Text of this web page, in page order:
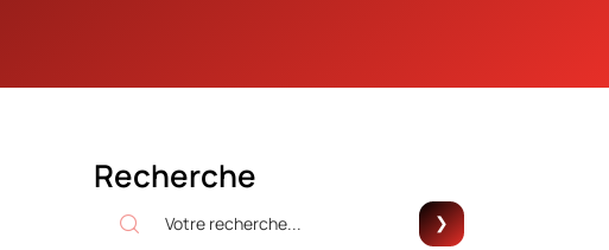
Recherche